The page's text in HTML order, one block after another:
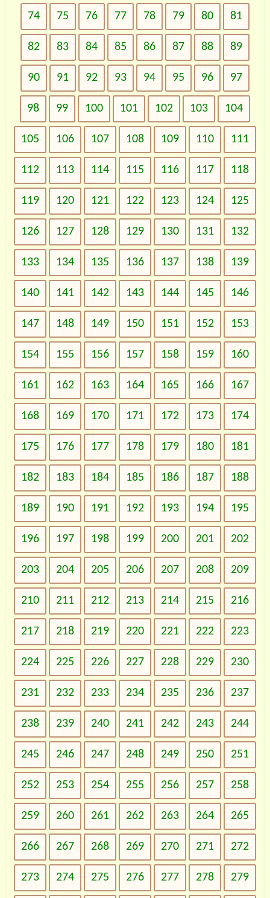
74 75 76 77 78 79 80 81
82 83 84 85 86 87 88 89
90 91 92 93 94 95 96 97
98 99 100 101 102 103 104
105 106 107 108 109 110 111
112 113 114 115 116 117 118
119 120 121 122 123 124 125
126 127 128 129 130 131 132
133 134 135 136 137 138 139
140 141 142 143 144 145 146
147 148 149 150 151 152 153
154 155 156 157 158 159 160
161 162 163 164 165 166 167
168 169 170 171 172 173 174
175 176 177 178 179 180 181
182 183 184 185 186 187 188
189 190 191 192 193 194 195
196 197 198 199 200 201 202
203 204 205 206 207 208 209
210 211 212 213 214 215 216
217 218 219 220 221 222 223
224 225 226 227 228 229 230
231 232 233 234 235 236 237
238 239 240 241 242 243 244
245 246 247 248 249 250 251
252 253 254 255 256 257 258
259 260 261 262 263 264 265
266 267 268 269 270 271 272
273 274 275 276 277 278 279